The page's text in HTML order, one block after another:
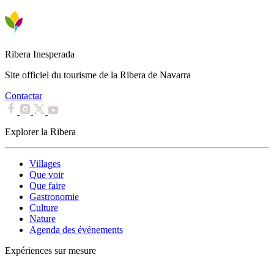
Ribera Inesperada
Site officiel du tourisme de la Ribera de Navarra
Contactar
Explorer la Ribera
Villages
Que voir
Que faire
Gastronomie
Culture
Nature
Agenda des événements
Expériences sur mesure